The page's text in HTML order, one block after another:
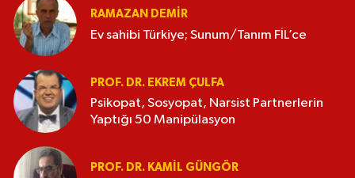
RAMAZAN DEMİR
Ev sahibi Türkiye; Sunum/Tanım FİL’ce
PROF. DR. EKREM ÇULFA
Psikopat, Sosyopat, Narsist Partnerlerin
Yaptığı 50 Manipülasyon
PROF. DR. KAMIL GÜNGÖR